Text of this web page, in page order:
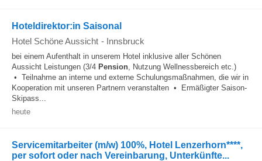
Hoteldirektor:in Saisonal
Hotel Schöne Aussicht - Innsbruck
bei einem Aufenthalt in unserem Hotel inklusive aller Schönen
Aussicht Leistungen (3/4 Pension, Nutzung Wellnessbereich etc.)
• Teilnahme an interne und externe Schulungsmaßnahmen, die wir in
Kooperation mit unseren Partnern veranstalten • Ermäßigter Saison-
Skipass...
heute
Servicemitarbeiter (m/w) 100%, Hotel Lenzerhorn****,
per sofort oder nach Vereinbarung, Unterkünfte...